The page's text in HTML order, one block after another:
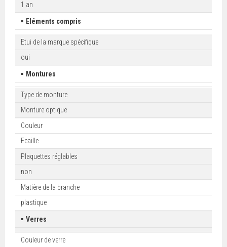
1 an
▪ Eléments compris
Etui de la marque spécifique
oui
▪ Montures
Type de monture
Monture optique
Couleur
Ecaille
Plaquettes réglables
non
Matière de la branche
plastique
▪Verres
Couleur de verre